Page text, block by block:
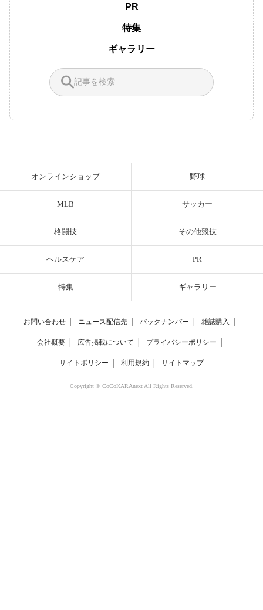
PR
特集
ギャラリー
オンラインショップ 野球
MLB サッカー
格闘技 その他競技
ヘルスケア PR
特集 ギャラリー
お問い合わせ ニュース配信先 バックナンバー 雑誌購入
会社概要 広告掲載について プライバシーポリシー
サイトポリシー 利用規約 サイトマップ
Copyright © CoCoKARAnext All Rights Reserved.